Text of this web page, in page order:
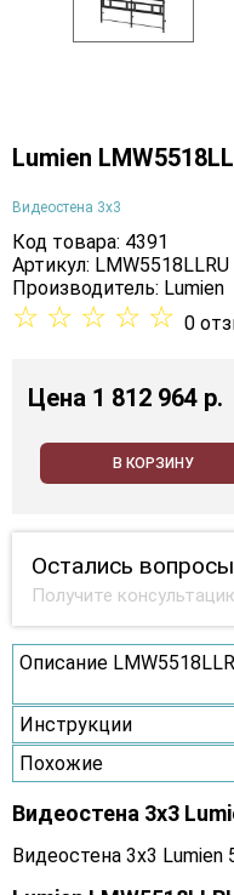
Lumien
Видеостена 3х3
Код товара: 4391
Артикул: LMW5518LLRU
Производитель: Lumien
☆ ☆ ☆ ☆ ☆ 0
Цена 1 812 964 p.
В КОРЗИНУ
Остались
Получите
Описание
Инструкции
Похожие
Видеостена 3x3
Видеостена 3x3 Lumien